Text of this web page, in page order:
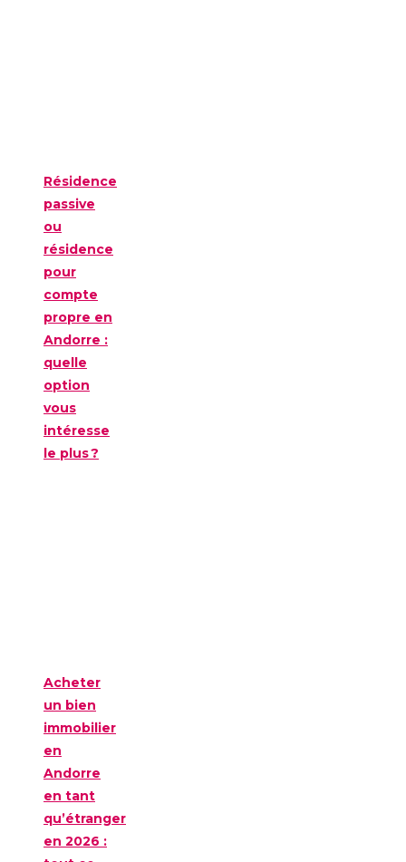
Résidence
passive
ou
résidence
pour
compte
propre en
Andorre :
quelle
option
vous
intéresse
le plus ?
Acheter
un bien
immobilier
en
Andorre
en tant
qu’étranger
en 2026 :